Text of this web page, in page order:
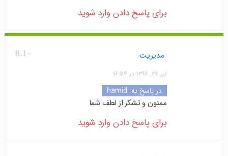
برای پاسخ دادن وارد شوید
-8.1 مدیریت
تیر ۲۷, ۱۳۹۸ در ۱۶:۵۴
در پاسخ به: hamid
ممنون و تشکر از لطف شما
برای پاسخ دادن وارد شوید